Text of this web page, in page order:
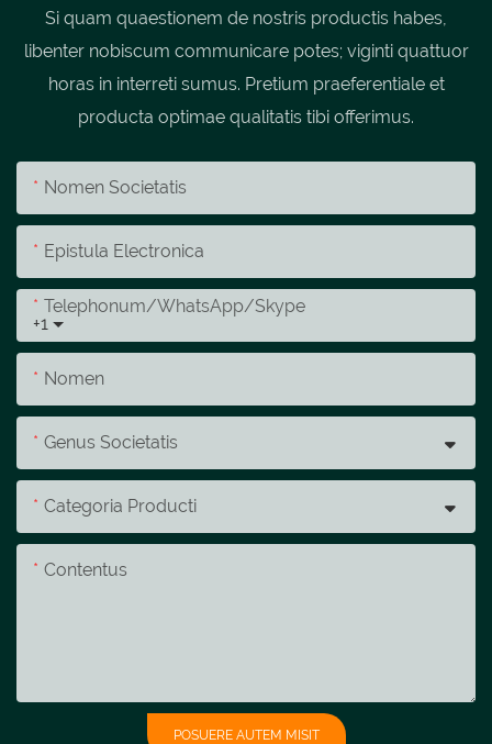
Si quam quaestionem de nostris productis habes,
libenter nobiscum communicare potes; viginti quattuor
horas in interreti sumus. Pretium praeferentiale et
producta optimae qualitatis tibi offerimus.
Nomen Societatis
Epistula Electronica
+1
Telephonum/whatsApp/skype
Nomen
Genus Societatis
Categoria Producti
Contentus
POSUERE AUTEM MISIT